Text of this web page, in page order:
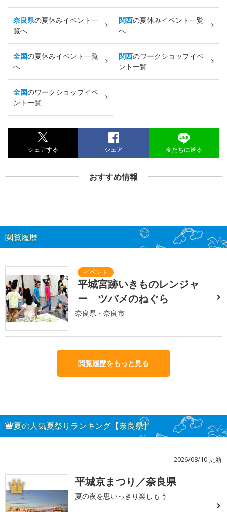
奈良県の夏休みイベント一
覧へ
関西の夏休みイベント一覧
へ
全国の夏休みイベント一覧
へ
関西のワークショップイベ
ント一覧
全国のワークショップイベ
ント一覧
シェアする シェア 友だちに送る
おすすめ情報
閲覧履歴
平城宮跡いきものレンジャ
ー ツバメのねぐら
奈良県・奈良市
閲覧履歴をもっと見る
夏の人気夏祭りランキング【奈良県】
2026/08/10 更新
1 平城京まつり／奈良県
夏の夜を思いっきり楽しもう